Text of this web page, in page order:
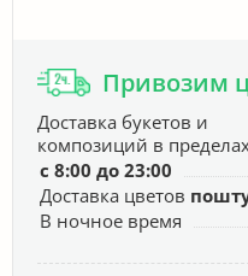
Привозим
Доставка букетов и
композиций в
с 8:00 до 23:00
Доставка цветов
В ночное время